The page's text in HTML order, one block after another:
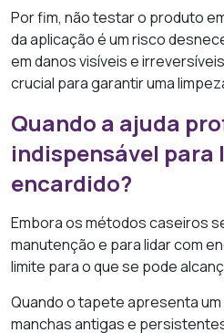
Por fim, não testar o produto
da aplicação é um risco
em danos visíveis e
crucial para garantir uma
Quando a ajuda
indispensável
encardido?
Embora os métodos caseiros
manutenção e para lidar com
limite para o que se pode
Quando o tapete apresenta
manchas antigas e